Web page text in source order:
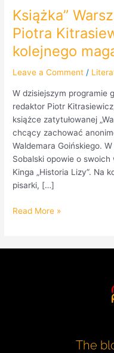
Książka”
Piotra
kolejnego
Leave a Comment /
W dzisiejszym programie
redaktor Piotr
książce zatytułowanej
chcący zachować
Waldemara Goińskiego.
Sobalski opowie o
Kinga „Historia Lizy”. Na
pisarki, […]
Read More »
The